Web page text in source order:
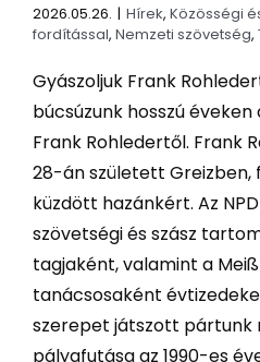
2026.05.26. | Hírek, Közösségi
fordítással, Nemzeti szövetség,
Gyászoljuk Frank
búcsúzunk hosszú
Frank Rohledertől. Frank
28-án született
küzdött hazánkért. Az
szövetségi és szász
tagjaként, valamint a
tanácsosaként
szerepet játszott pártunk
pályafutása az 1990-es